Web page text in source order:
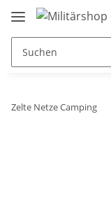
Zelte Netze Camping